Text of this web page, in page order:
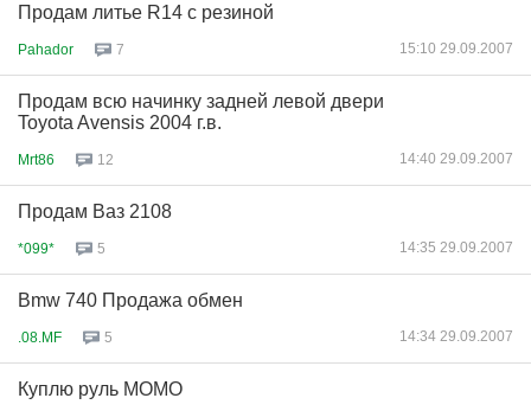
Продам литье R14 с резиной
Pahador 7 15:10 29.09.2007
Продам всю начинку задней левой двери
Toyota Avensis 2004 г.в.
Mrt86 12 14:40 29.09.2007
Продам Ваз 2108
*099* 5 14:35 29.09.2007
Bmw 740 Продажа обмен
.08.MF 5 14:34 29.09.2007
Куплю руль MOMO